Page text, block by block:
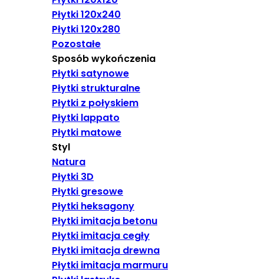
Płytki 120x240
Płytki 120x280
Pozostałe
Sposób wykończenia
Płytki satynowe
Płytki strukturalne
Płytki z połyskiem
Płytki lappato
Płytki matowe
Styl
Natura
Płytki 3D
Płytki gresowe
Płytki heksagony
Płytki imitacja betonu
Płytki imitacja cegły
Płytki imitacja drewna
Płytki imitacja marmuru